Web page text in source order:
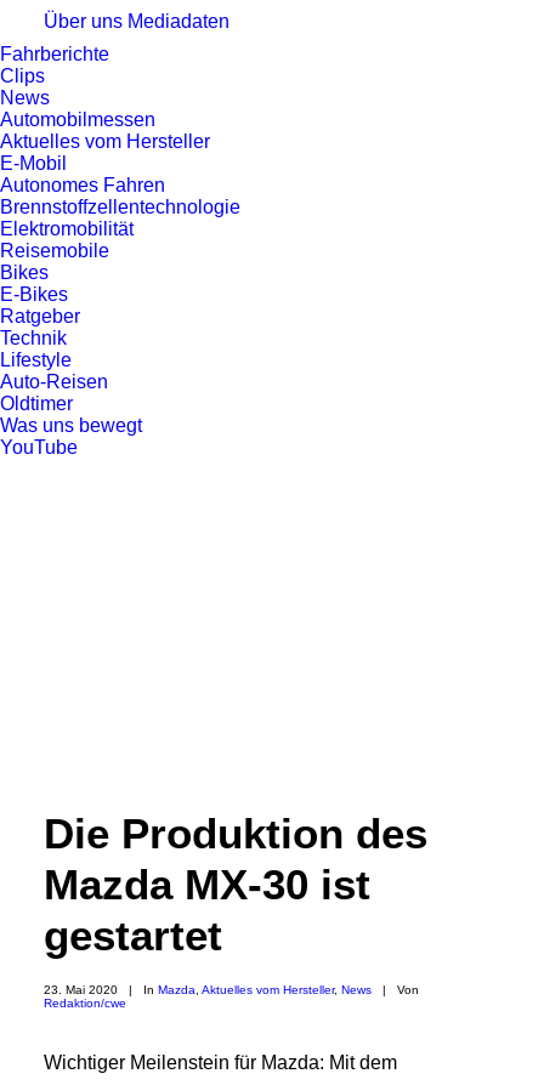
Über uns Mediadaten
Fahrberichte
Clips
News
Automobilmessen
Aktuelles vom Hersteller
E-Mobil
Autonomes Fahren
Brennstoffzellentechnologie
Elektromobilität
Reisemobile
Bikes
E-Bikes
Ratgeber
Technik
Lifestyle
Auto-Reisen
Oldtimer
Was uns bewegt
YouTube
Die Produktion des
Mazda MX-30 ist
gestartet
23. Mai 2020 | In Mazda Aktuelles vom Hersteller, News |
Von
Redaktion/cwe
Wichtiger Meilenstein für Mazda: Mit dem